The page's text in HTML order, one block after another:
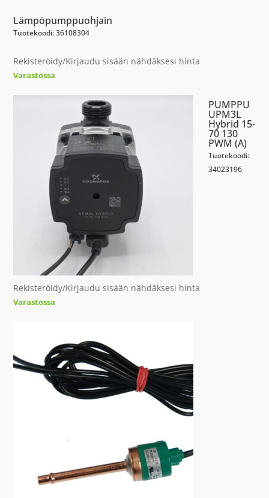
Lämpöpumppuohjain
Tuotekoodi: 36108304
Rekisteröidy/Kirjaudu sisään nähdäksesi hinta
Varastossa
PUMPPU
UPM3L
Hybrid 15-
70 130
PWM (A)
Tuotekoodi:
34023196
Rekisteröidy/Kirjaudu sisään nähdäksesi hinta
Varastossa